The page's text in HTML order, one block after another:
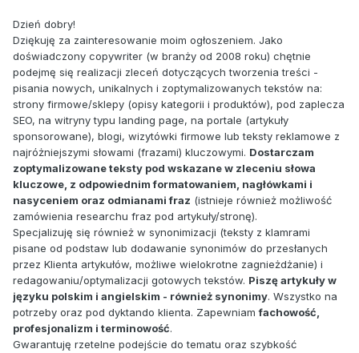
Dzień dobry!
Dziękuję za zainteresowanie moim ogłoszeniem. Jako
doświadczony copywriter (w branży od 2008 roku) chętnie
podejmę się realizacji zleceń dotyczących tworzenia treści -
pisania nowych, unikalnych i zoptymalizowanych tekstów na:
strony firmowe/sklepy (opisy kategorii i produktów), pod zaplecza
SEO, na witryny typu landing page, na portale (artykuły
sponsorowane), blogi, wizytówki firmowe lub teksty reklamowe z
najróżniejszymi słowami (frazami) kluczowymi. Dostarczam
zoptymalizowane teksty pod wskazane w zleceniu słowa
kluczowe, z odpowiednim formatowaniem, nagłówkami i
nasyceniem oraz odmianami fraz (istnieje również możliwość
zamówienia researchu fraz pod artykuły/stronę).
Specjalizuję się również w synonimizacji (teksty z klamrami
pisane od podstaw lub dodawanie synonimów do przesłanych
przez Klienta artykułów, możliwe wielokrotne zagnieżdżanie) i
redagowaniu/optymalizacji gotowych tekstów. Piszę artykuły w
języku polskim i angielskim - również synonimy. Wszystko na
potrzeby oraz pod dyktando klienta. Zapewniamfachowość,
profesjonalizm i terminowość.
Gwarantuję rzetelne podejście do tematu oraz szybkość